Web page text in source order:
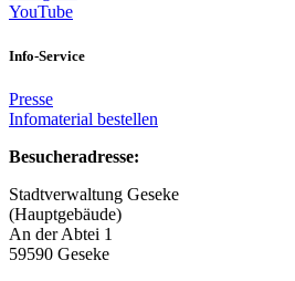
YouTube
Info-Service
Presse
Infomaterial bestellen
Besucheradresse:
Stadtverwaltung Geseke
(Hauptgebäude)
An der Abtei 1
59590 Geseke